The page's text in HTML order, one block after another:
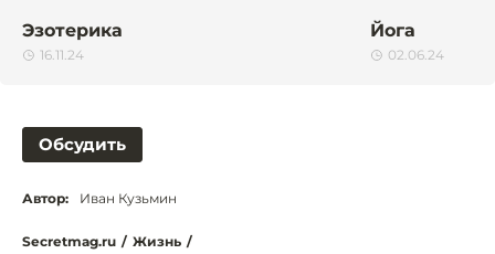
Эзотерика
16.11.24
Йога
02.06.24
Обсудить
Автор: Иван Кузьмин
Secretmag.ru / Жизнь /